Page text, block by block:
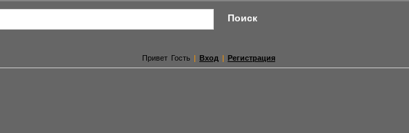
Привет Гость | Вход | Регистрация